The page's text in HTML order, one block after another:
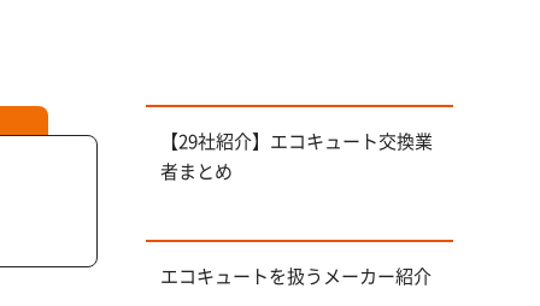
【29社紹介】エコキュート交換業
者まとめ
エコキュートを扱うメーカー紹介